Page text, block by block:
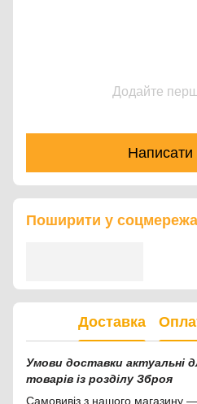
Додайте
Написати
Поширити у
Доставка
Умови доставки актуальні
товарів із розділу Зброя
Самовивіз з нашого магазину